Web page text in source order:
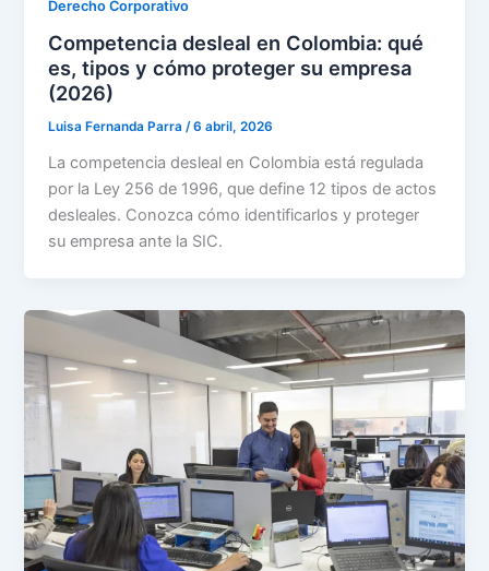
Derecho Corporativo
Competencia desleal en Colombia: qué
es, tipos y cómo proteger su empresa
(2026)
Luisa Fernanda Parra/6 abril, 2026
La competencia desleal en Colombia está regulada
por la Ley 256 de 1996, que define 12 tipos de actos
desleales. Conozca cómo identificarlos y proteger
su empresa ante la SIC.